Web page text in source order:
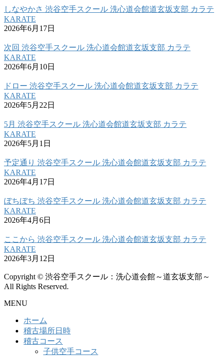
しなやかさ 渋谷空手スクール 洗心道会館道玄坂支部 カラテ
KARATE
2026年6月17日
次回 渋谷空手スクール 洗心道会館道玄坂支部 カラテ
KARATE
2026年6月10日
ドロー 渋谷空手スクール 洗心道会館道玄坂支部 カラテ
KARATE
2026年5月22日
5月 渋谷空手スクール 洗心道会館道玄坂支部 カラテ
KARATE
2026年5月1日
予定通り 渋谷空手スクール 洗心道会館道玄坂支部 カラテ
KARATE
2026年4月17日
ぼちぼち 渋谷空手スクール 洗心道会館道玄坂支部 カラテ
KARATE
2026年4月6日
ここから 渋谷空手スクール 洗心道会館道玄坂支部 カラテ
KARATE
2026年3月12日
Copyright © 渋谷空手スクール：洗心道会館～道玄坂支部～
All Rights Reserved.
MENU
ホーム
稽古場所日時
稽古コース
子供空手コース